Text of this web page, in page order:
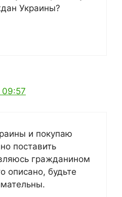
Украины?
09:57
и покупаю
поставить
гражданином
описано, будьте